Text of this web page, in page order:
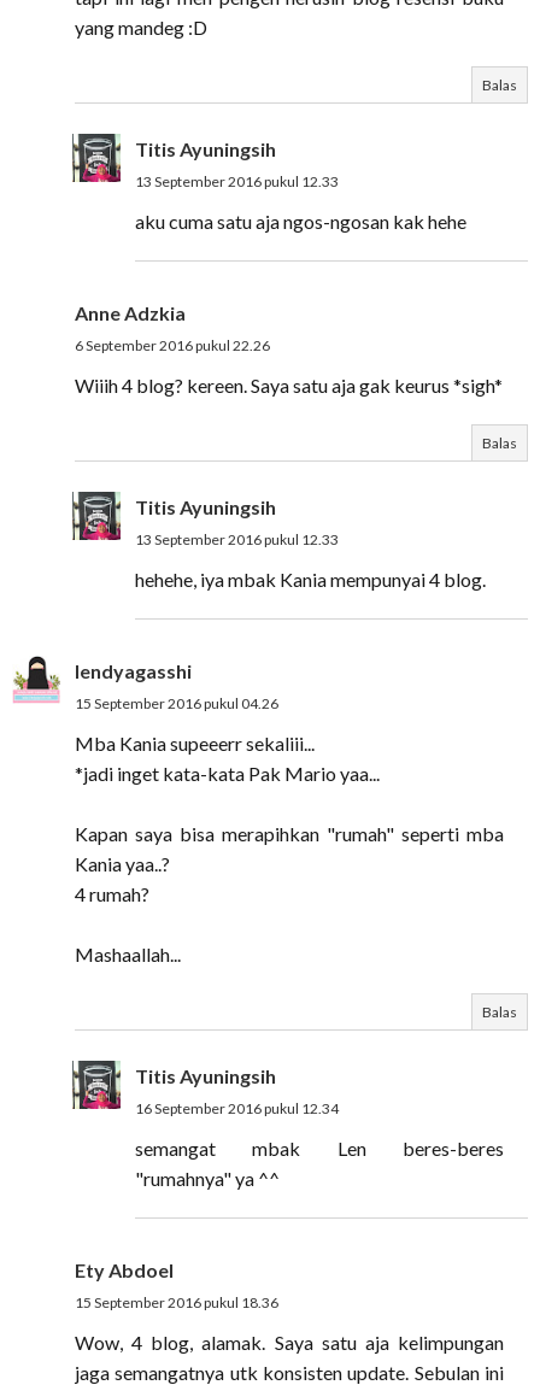
yang mandeg :D
Balas
Titis Ayuningsih
13 September 2016 pukul 12.33
aku cuma satu aja ngos-ngosan kak hehe
Anne Adzkia
6 September 2016 pukul 22.26
Wiiih 4 blog? kereen. Saya satu aja gak keurus *sigh*
Balas
Titis Ayuningsih
13 September 2016 pukul 12.33
hehehe, iya mbak Kania mempunyai 4 blog.
lendyagasshi
15 September 2016 pukul 04.26
Mba Kania supeeerr sekaliii...
*jadi inget kata-kata Pak Mario yaa...
Kapan saya bisa merapihkan "rumah" seperti mba
Kania yaa..?
4 rumah?
Mashaallah...
Balas
Titis Ayuningsih
16 September 2016 pukul 12.34
semangat mbak Len beres-beres
"rumahnya" ya ^^
Ety Abdoel
15 September 2016 pukul 18.36
Wow, 4 blog, alamak. Saya satu aja kelimpungan
jaga semangatnya utk konsisten update. Sebulan ini